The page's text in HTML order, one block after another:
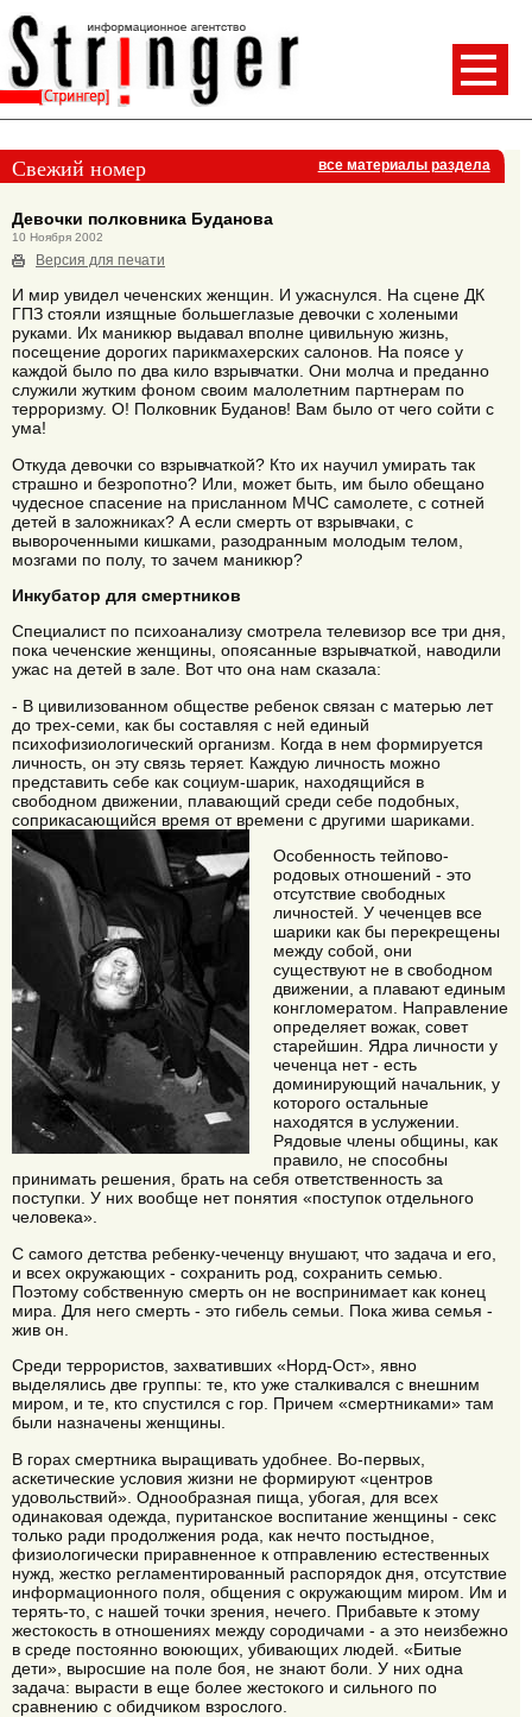
Свежий номер все материалы раздела
Девочки полковника Буданова
10 Ноября 2002
Версия для печати
И мир увидел чеченских женщин. И ужаснулся. На сцене ДК
ГПЗ стояли изящные большеглазые девочки с холеными
руками. Их маникюр выдавал вполне цивильную жизнь,
посещение дорогих парикмахерских салонов. На поясе у
каждой было по два кило взрывчатки. Они молча и преданно
служили жутким фоном своим малолетним партнерам по
терроризму. О! Полковник Буданов! Вам было от чего сойти с
ума!
Откуда девочки со взрывчаткой? Кто их научил умирать так
страшно и безропотно? Или, может быть, им было обещано
чудесное спасение на присланном МЧС самолете, с сотней
детей в заложниках? А если смерть от взрывчаки, с
вывороченными кишками, разодранным молодым телом,
мозгами по полу, то зачем маникюр?
Инкубатор для смертников
Специалист по психоанализу смотрела телевизор все три дня,
пока чеченские женщины, опоясанные взрывчаткой, наводили
ужас на детей в зале. Вот что она нам сказала:
- В цивилизованном обществе ребенок связан с матерью лет
до трех-семи, как бы составляя с ней единый
психофизиологический организм. Когда в нем формируется
личность, он эту связь теряет. Каждую личность можно
представить себе как социум-шарик, находящийся в
свободном движении, плавающий среди себе подобных,
соприкасающийся время от времени с другими шариками.
Особенность тейпово-
родовых отношений - это
отсутствие свободных
личностей. У чеченцев все
шарики как бы перекрещены
между собой, они
существуют не в свободном
движении, а плавают единым
конгломератом. Направление
определяет вожак, совет
старейшин. Ядра личности у
чеченца нет - есть
доминирующий начальник, у
которого остальные
находятся в услужении.
Рядовые члены общины, как
правило, не способны
принимать решения, брать на себя ответственность за
поступки. У них вообще нет понятия «поступок отдельного
человека».
С самого детства ребенку-чеченцу внушают, что задача и его,
и всех окружающих - сохранить род, сохранить семью.
Поэтому собственную смерть он не воспринимает как конец
мира. Для него смерть - это гибель семьи. Пока жива семья -
жив он.
Среди террористов, захвативших «Норд-Ост», явно
выделялись две группы: те, кто уже сталкивался с внешним
миром, и те, кто спустился с гор. Причем «смертниками» там
были назначены женщины.
В горах смертника выращивать удобнее. Во-первых,
аскетические условия жизни не формируют «центров
удовольствий». Однообразная пища, убогая, для всех
одинаковая одежда, пуританское воспитание женщины - секс
только ради продолжения рода, как нечто постыдное,
физиологически приравненное к отправлению естественных
нужд, жестко регламентированный распорядок дня, отсутствие
информационного поля, общения с окружающим миром. Им и
терять-то, с нашей точки зрения, нечего. Прибавьте к этому
жестокость в отношениях между сородичами - а это неизбежно
в среде постоянно воюющих, убивающих людей. «Битые
дети», выросшие на поле боя, не знают боли. У них одна
задача: вырасти в еще более жестокого и сильного по
сравнению с обидчиком взрослого.